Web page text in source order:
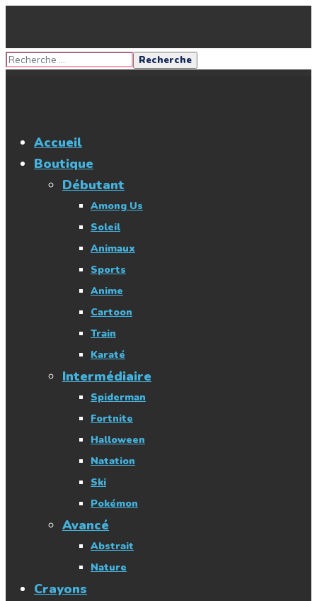
Accueil
Boutique
Débutant
Among Us
Soleil
Animaux
Sports
Anime
Cartoon
Train
Karaté
Intermédiaire
Spiderman
Fortnite
Halloween
Natation
Ski
Pokémon
Avancé
Abstrait
Nature
Crayons